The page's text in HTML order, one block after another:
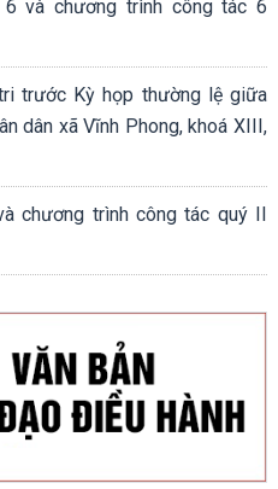
và chương trình công tác 6
trước Kỳ họp thường lệ giữa
dân xã Vĩnh Phong, khoá XIII,
chương trình công tác quý II